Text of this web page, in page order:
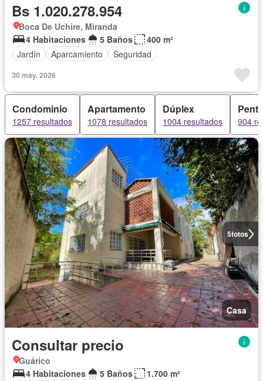
Bs 1.020.278.954
Boca De Uchire, Miranda
4 Habitaciones
5 Baños
400 m²
Jardín
Aparcamiento Seguridad
30 may. 2026
Condominio
1257 resultados
Apartamento
1078 resultados
Dúplex
1004 resultados 904
5fotos
Casa
Consultar precio
Guárico
4 Habitaciones
5 Baños
1.700 m²